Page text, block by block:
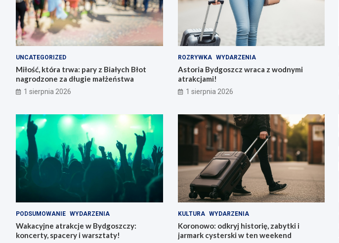
UNCATEGORIZED
Miłość, która trwa: pary z Białych Błot
nagrodzone za długie małżeństwa
1 sierpnia 2026
ROZRYWKA WYDARZENIA
Astoria Bydgoszcz wraca z wodnymi
atrakcjami!
1 sierpnia 2026
PODSUMOWANIE WYDARZENIA
Wakacyjne atrakcje w Bydgoszczy:
koncerty, spacery i warsztaty!
KULTURA WYDARZENIA
Koronowo: odkryj historię, zabytki i
jarmark cysterski w ten weekend